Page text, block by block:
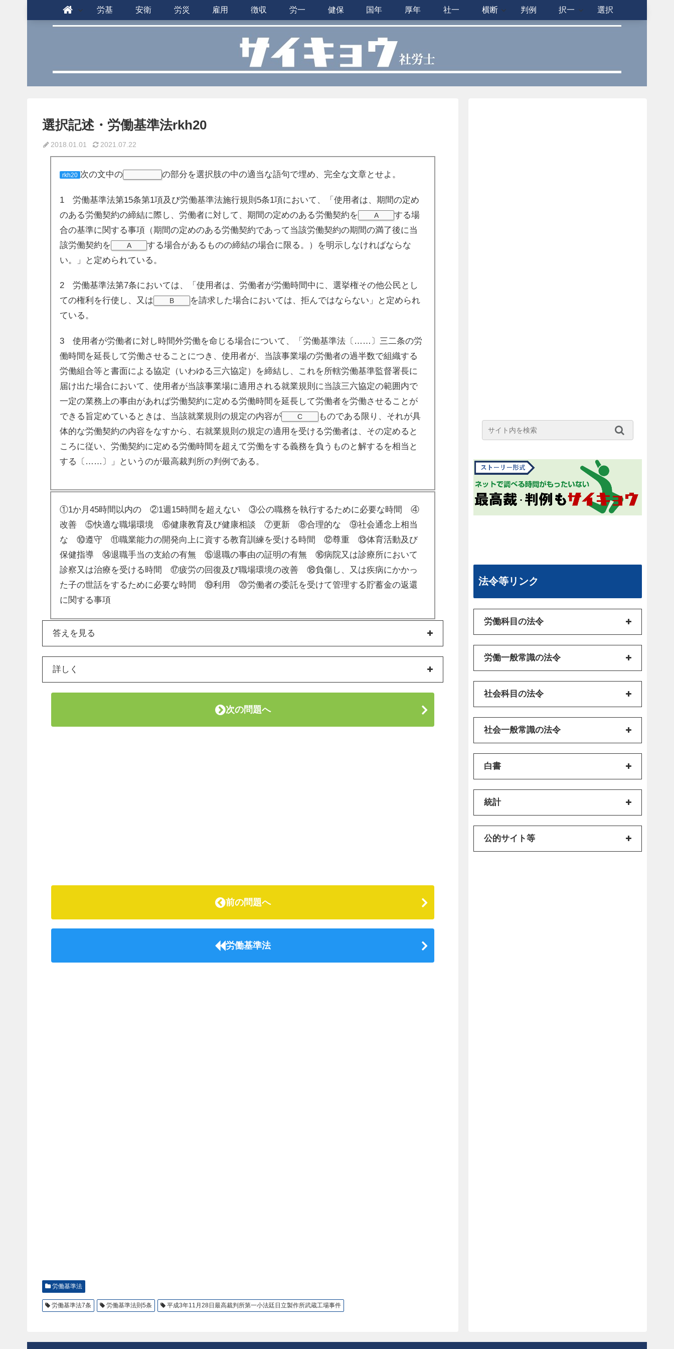
労基 安衛 労災 雇用 徴収 労一 健保 国年 厚年 社一 横断 判例 択一 選択
選択記述・労働基準法rkh20
2018.01.01 2021.07.22
rkh20 次の文中の の部分を選択肢の中の適当な語句で埋め、完全な文章とせよ。
1 労働基準法第15条第1項及び労働基準法施行規則5条1項において、「使用者は、期間の定め
のある労働契約の締結に際し、労働者に対して、期間の定めのある労働契約を
A
する場
合の基準に関する事項（期間の定めのある労働契約であって当該労働契約の期間の満了後に当
該労働契約を
A
する場合があるものの締結の場合に限る。）を明示しなければならな
い。」と定められている。
2 労働基準法第7条においては、「使用者は、労働者が労働時間中に、選挙権その他公民とし
ての権利を行使し、又は
B
を請求した場合においては、拒んではならない」と定められ
ている。
3 使用者が労働者に対し時間外労働を命じる場合について、「労働基準法〔……〕三二条の労
働時間を延長して労働させることにつき、使用者が、当該事業場の労働者の過半数で組織する
労働組合等と書面による協定（いわゆる三六協定）を締結し、これを所轄労働基準監督署長に
届け出た場合において、使用者が当該事業場に適用される就業規則に当該三六協定の範囲内で
一定の業務上の事由があれば労働契約に定める労働時間を延長して労働者を労働させることが
できる旨定めているときは、当該就業規則の規定の内容が
C
ものである限り、それが具
体的な労働契約の内容をなすから、右就業規則の規定の適用を受ける労働者は、その定めると
ころに従い、労働契約に定める労働時間を超えて労働をする義務を負うものと解するを相当と
する〔……〕」というのが最高裁判所の判例である。
①1か月45時間以内の ②1週15時間を超えない ③公の職務を執行するために必要な時間 ④
改善 ⑤快適な職場環境 ⑥健康教育及び健康相談 ⑦更新 ⑧合理的な ⑨社会通念上相当
な ⑩遵守 ⑪職業能力の開発向上に資する教育訓練を受ける時間 ⑫尊重 ⑬体育活動及び
保健指導 ⑭退職手当の支給の有無 ⑮退職の事由の証明の有無 ⑯病院又は診療所において
診察又は治療を受ける時間 ⑰疲労の回復及び職場環境の改善 ⑱負傷し、又は疾病にかかっ
た子の世話をするために必要な時間 ⑲利用 ⑳労働者の委託を受けて管理する貯蓄金の返還
に関する事項
答えを見る
詳しく
次の問題へ
前の問題へ
労働基準法
労働基準法
労働基準法7条 労働基準法則5条 平成3年11月28日最高裁判所第一小法廷日立製作所武蔵工場事件
法令等リンク
労働科目の法令
労働一般常識の法令
社会科目の法令
社会一般常識の法令
白書
統計
公的サイト等